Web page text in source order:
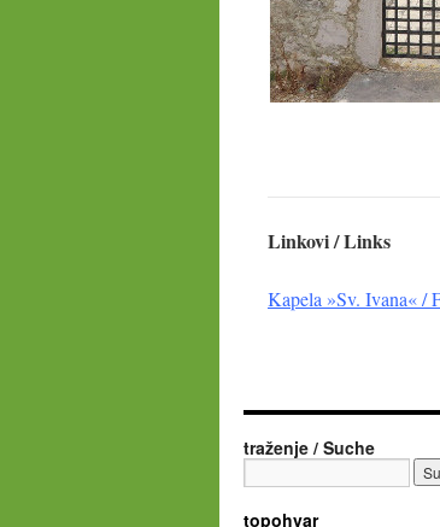
Linkovi / Links
Kapela »Sv. Ivana« /
traženje / Suche
topohvar